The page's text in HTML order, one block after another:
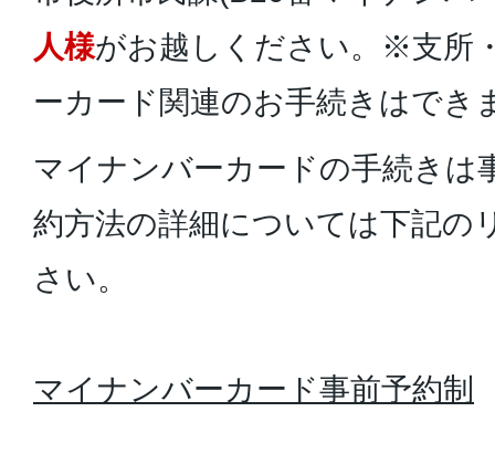
人様がお越しください。※支所
ーカード関連のお手続きはでき
マイナンバーカードの手続きは
約方法の詳細については下記の
さい。
マイナンバーカード事前予約制